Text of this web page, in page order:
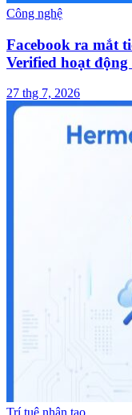
Công nghệ
Facebook ra mắt
Verified hoạt động
27 thg 7, 2026